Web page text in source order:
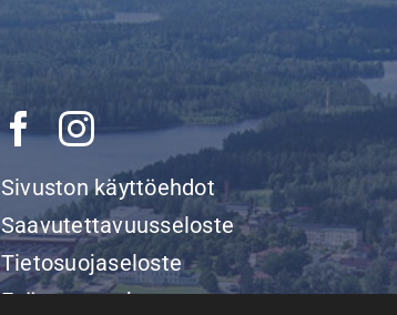
Sivuston käyttöehdot
Saavutettavuusseloste
Tietosuojaseloste
Evästeasetukset